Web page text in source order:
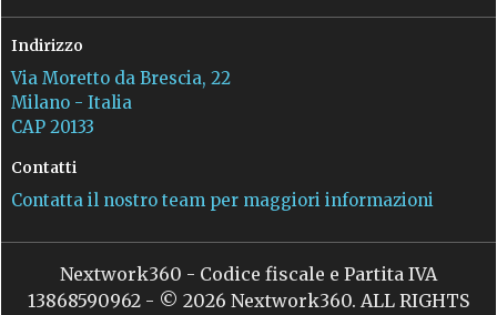
Indirizzo
Via Moretto da Brescia, 22
Milano - Italia
CAP 20133
Contatti
Contatta il nostro team per maggiori informazioni
Nextwork360 - Codice fiscale e Partita IVA
13868590962 - © 2026 Nextwork360. ALL RIGHTS